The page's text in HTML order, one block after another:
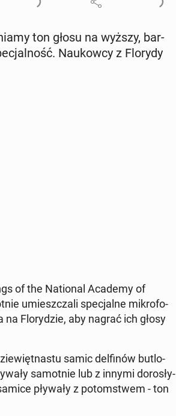
ton głosu na wyższy, bar­
Na­ukow­cy z Florydy
of the Na­tio­nal Academy of
umiesz­cza­li spe­cjal­ne mi­kro­fo­
Flo­ry­dzie, aby nagrać ich głosy
samic del­fi­nów bu­tlo­
sa­mot­nie lub z innymi do­ro­sły­
pływały z po­tom­stwem - ton